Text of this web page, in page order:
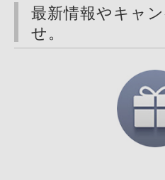
最新情報やキャ
せ。